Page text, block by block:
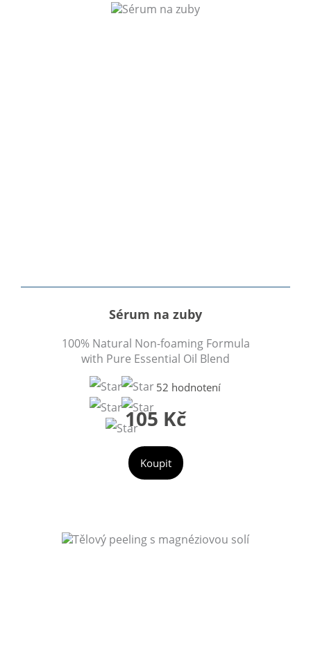
Sérum na zuby
100% Natural Non-foaming Formula
with Pure Essential Oil Blend
52 hodnotení
105 Kč
Koupit